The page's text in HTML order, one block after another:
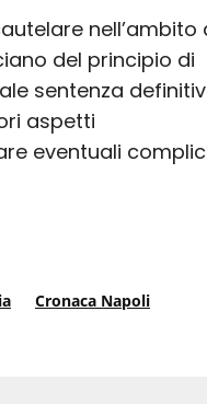
nell’ambito
del principio di
sentenza
aspetti
eventuali
Cronaca Napoli